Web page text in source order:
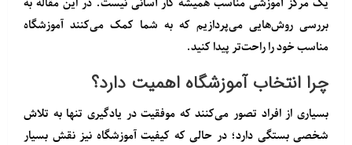
یک مرکز آموزشی مناسب همیشه کار آسانی نیست. در این مقاله به
بررسی روش‌هایی می‌پردازیم که به شما کمک می‌کنند آموزشگاه
مناسب خود را راحت‌تر پیدا کنید.
چرا انتخاب آموزشگاه اهمیت دارد؟
بسیاری از افراد تصور می‌کنند که موفقیت در یادگیری تنها به تلاش
شخصی بستگی دارد؛ در حالی که کیفیت آموزشگاه نیز نقش بسیار